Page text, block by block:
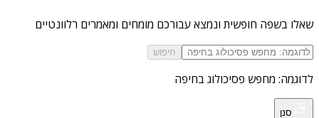
שאלו בשפה חופשית ונמצא עבורכם מומחים ומאמרים רלוונטיים
חיפוש
לדוגמה: מחפש פסיכולוג בחיפה
סנן